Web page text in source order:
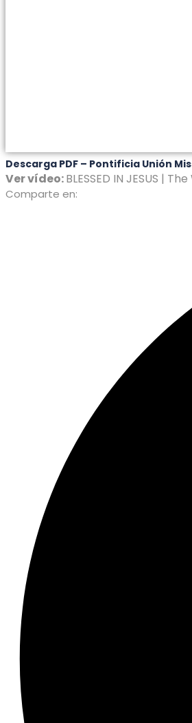
Descarga PDF – Pontificia Unión
Ver vídeo:BLESSED IN JESUS |
Comparte en: